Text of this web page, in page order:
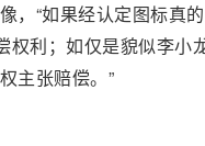
，“如果经认定图标真
权利；如仅是貌似李
主张赔偿。”